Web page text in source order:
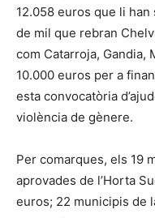
12.058 euros que li
de mil que rebran
com Catarroja, Gandia,
10.000 euros per a
esta convocatòria
violència de gènere.
Per comarques, els 19
aprovades de l’Horta
euros; 22 municipis de